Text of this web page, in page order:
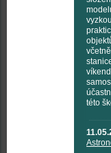
této